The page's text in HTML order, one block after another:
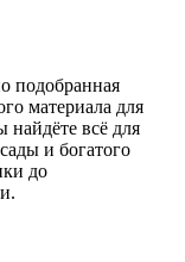
подобранная
материала для
найдёте всё для
и богатого
до